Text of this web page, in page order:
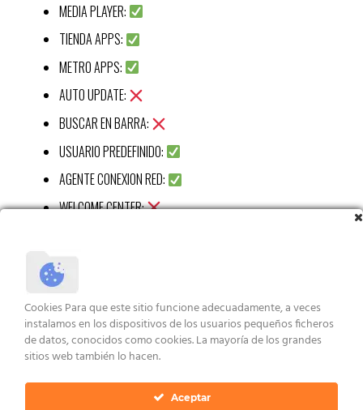
MEDIA PLAYER:
TIENDA APPS:
METRO APPS:
AUTO UPDATE:
BUSCAR EN BARRA:
USUARIO PREDEFINIDO:
AGENTE CONEXION RED:
WELCOME CENTER:
RECORTES APP:
STICKY APP:
VISUALIZ WIN 7:
XBOX APP:
Cookies Para que este sitio funcione adecuadamente, a veces
instalamos en los dispositivos de los usuarios pequeños ficheros
de datos, conocidos como cookies. La mayoría de los grandes
sitios web también lo hacen.
Aceptar